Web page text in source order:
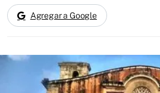
Agregar a Google